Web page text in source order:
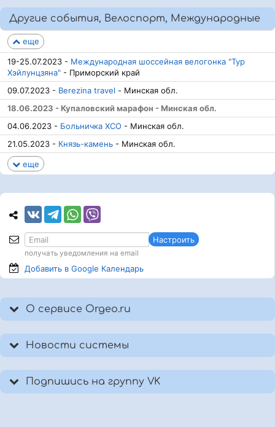
Другие события, Велоспорт, Международные
еще
19-25.07.2023 - Международная шоссейная велогонка "Тур
Хэйлунцзяна" - Приморский край
09.07.2023 - Berezina travel - Минская обл.
18.06.2023 - Купаловский марафон - Минская обл.
04.06.2023 - Больничка ХСО - Минская обл.
21.05.2023 - Князь-камень - Минская обл.
еще
Настроить
получать уведомления на email
Добавить в Google Календарь
О сервисе Orgeo.ru
Новости системы
Подпишись на группу VK